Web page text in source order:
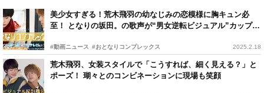
美少女すぎる！荒木飛羽の幼なじみの恋模様に胸キュン必
至！ となりの坂田。の歌声が“男女逆転ビジュアル”カップル
#動画ニュース #おとなりコンプレックス 2025.2.18
荒木飛羽、女装スタイルで「こうすれば、細く見える？」と
ポーズ！ 瑚々とのコンビネーションに現場も笑顔